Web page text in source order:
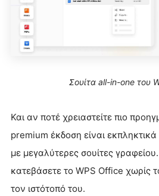
Σουίτα all-in-one του
Και αν ποτέ χρειαστείτε πιο
premium έκδοση είναι
με μεγαλύτερες σουίτες
κατεβάσετε το WPS Office χωρίς
τον ιστότοπό του.